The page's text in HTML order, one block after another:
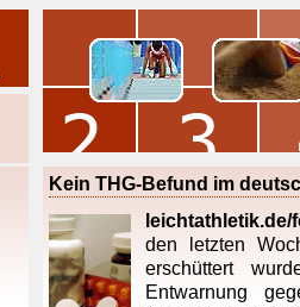
Kein THG-Befund im
leichtathletik.de/
den letzten
erschüttert
Entwarnung